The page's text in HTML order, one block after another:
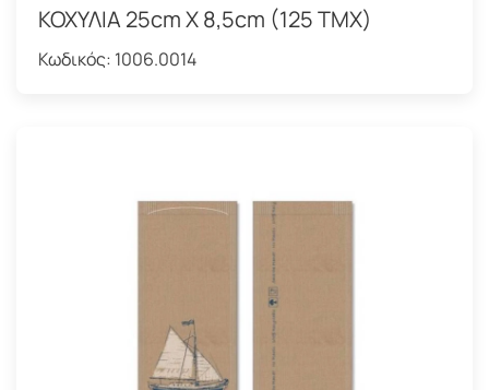
ΚΟΧΥΛΙΑ 25cm X 8,5cm (125 ΤΜΧ)
Κωδικός: 1006.0014